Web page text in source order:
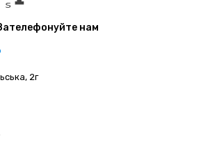
нам
2г